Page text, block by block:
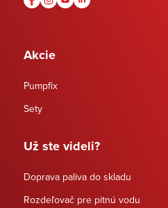
Akcie
Pumpfix
Sety
Už ste videli?
Doprava paliva do skladu
Rozdeľovač pre pitnú vodu